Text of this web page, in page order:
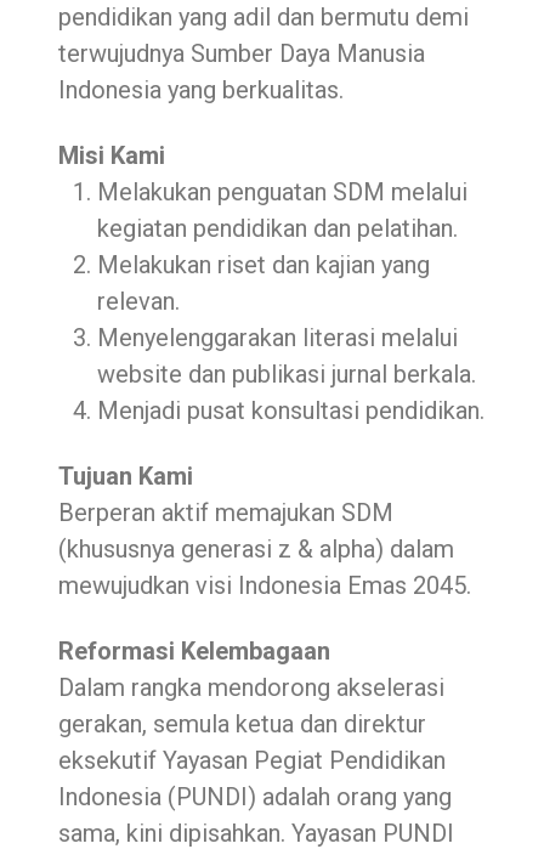
pendidikan yang adil dan bermutu demi
terwujudnya Sumber Daya Manusia
Indonesia yang berkualitas.
Misi Kami
Melakukan penguatan SDM melalui
kegiatan pendidikan dan pelatihan.
Melakukan riset dan kajian yang
relevan.
Menyelenggarakan literasi melalui
website dan publikasi jurnal berkala.
Menjadi pusat konsultasi pendidikan.
Tujuan Kami
Berperan aktif memajukan SDM
(khususnya generasi z & alpha) dalam
mewujudkan visi Indonesia Emas 2045.
Reformasi Kelembagaan
Dalam rangka mendorong akselerasi
gerakan, semula ketua dan direktur
eksekutif Yayasan Pegiat Pendidikan
Indonesia (PUNDI) adalah orang yang
sama, kini dipisahkan. Yayasan PUNDI